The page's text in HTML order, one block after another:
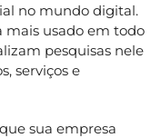
no mundo digital.
mais usado em todo
pesquisas nele
serviços e
sua empresa